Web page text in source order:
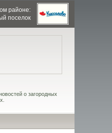
районе:
поселок
о загородных